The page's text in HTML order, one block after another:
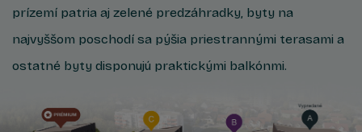
prízemí patria aj zelené predzáhradky, byty na
najvyššom poschodí sa pýšia priestrannými terasami a
ostatné byty disponujú praktickými balkónmi.